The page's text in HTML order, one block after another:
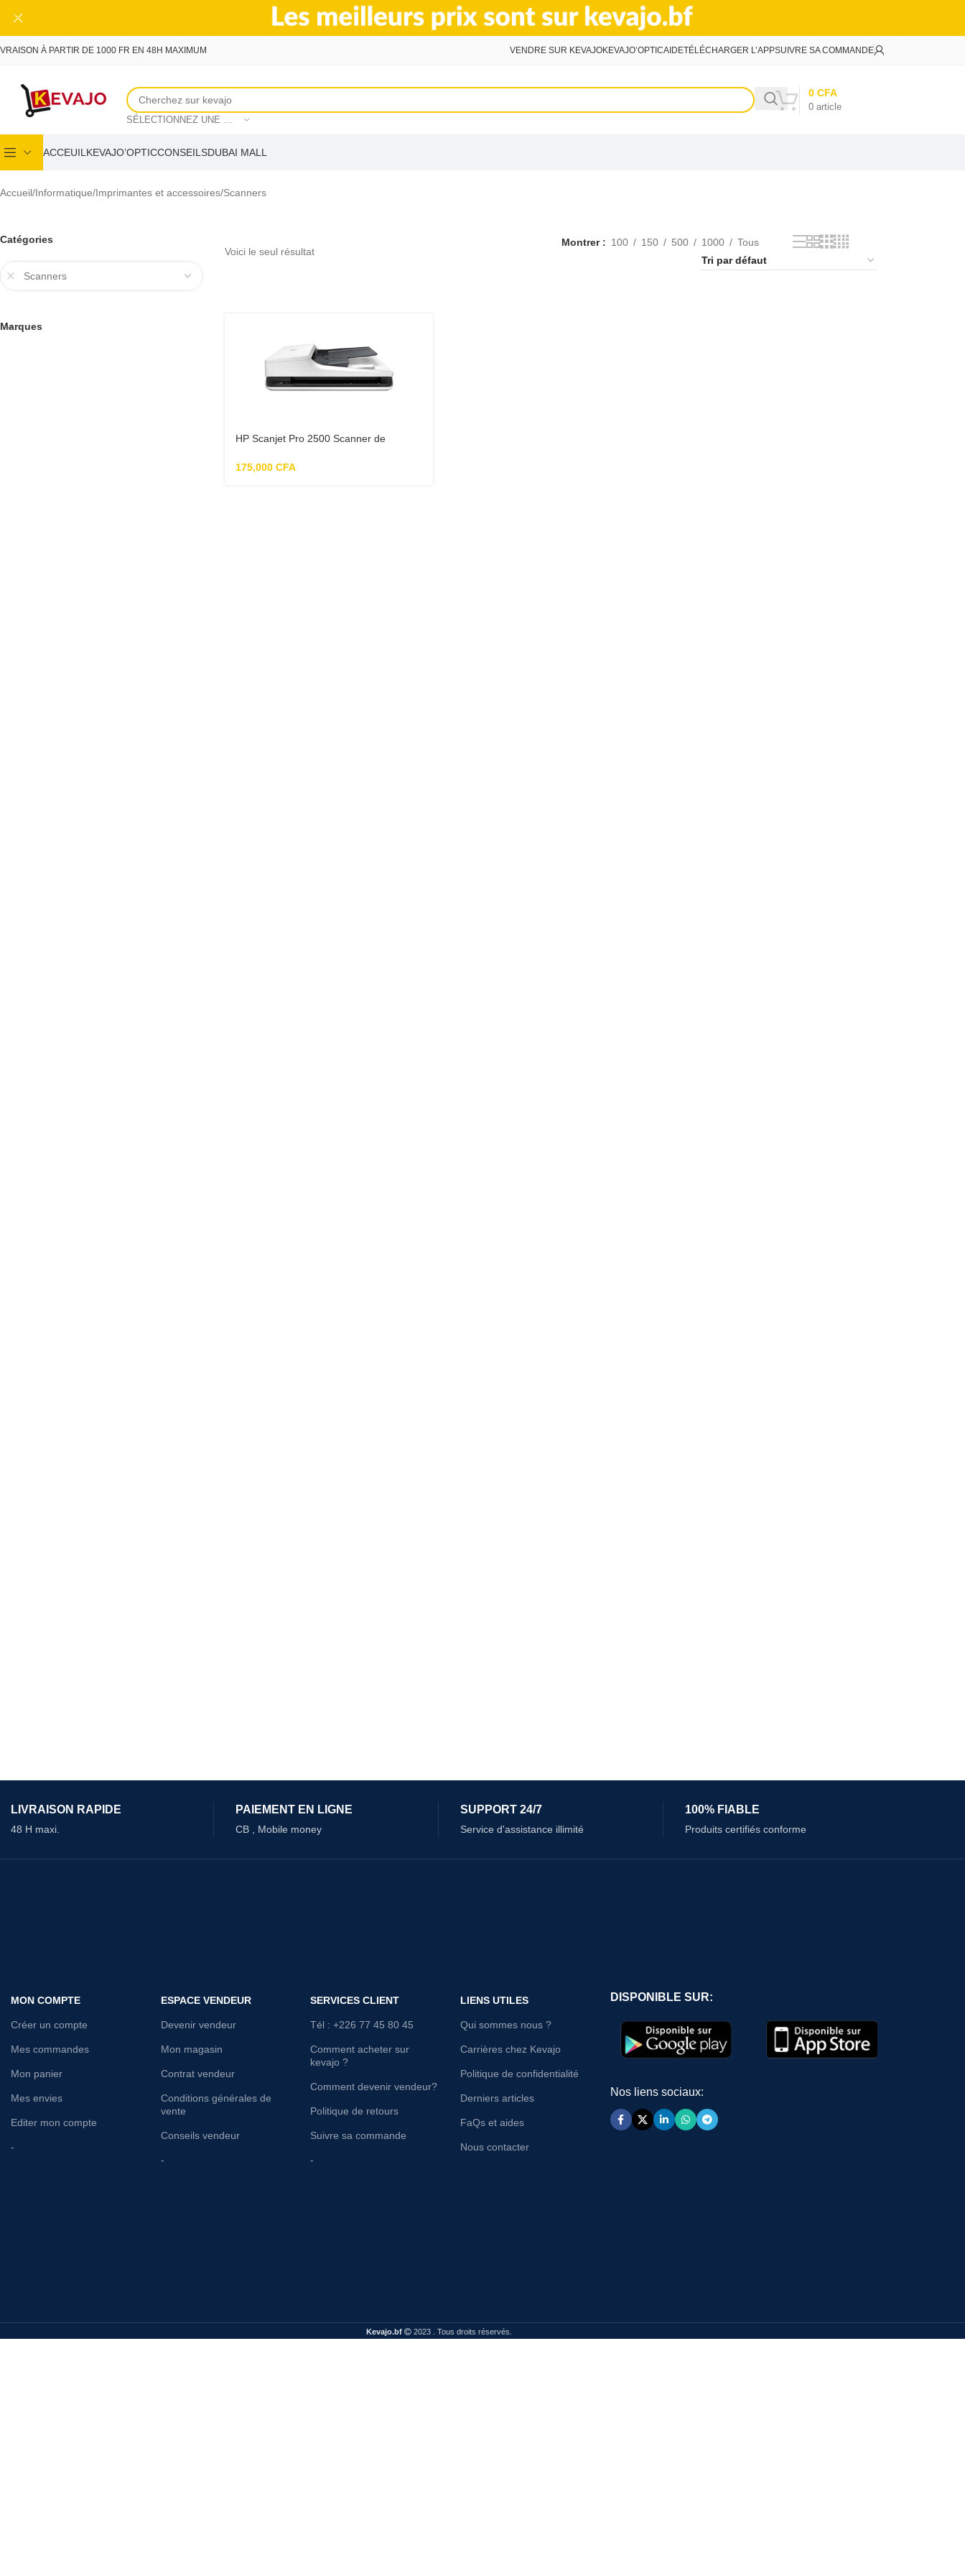
Skip to main content
À PARTIR DE 1000 FR EN 48H MAXIMUM VENDRE SUR KEVAJOKEVAJO’OPTICAIDETÉLÉCHARGER L’APPSUIVRE SA COMMANDE
SÉLECTIONNEZ UNE CATÉGORIE
0 article
0 CFA
ACCEUIL KEVAJO’OPTICCONSEILSDUBAI MALL
Accueil Informatique Imprimantes et accessoires Scanners
Catégories
Scanners
Marques
Voici le seul résultat
Montrer 100 150 500 1000 Tous
HP Scanjet Pro 2500 Scanner de
175,000 CFA
LIVRAISON RAPIDE
48 H maxi.
PAIEMENT EN LIGNE
CB , Mobile money
SUPPORT 24/7
Service d'assistance illimité
100% FIABLE
Produits certifiés conforme
MON COMPTE
Créer un compte
Mes commandes
Mon panier
Mes envies
Editer mon compte
-
ESPACE VENDEUR
Devenir vendeur
Mon magasin
Contrat vendeur
Conditions générales de
vente
Conseils vendeur
-
SERVICES CLIENT
Tél : +226 77 45 80 45
Comment acheter sur
kevajo ?
Comment devenir vendeur?
Politique de retours
Suivre sa commande
-
LIENS UTILES
Qui sommes nous ?
Carrières chez Kevajo
Politique de confidentialité
Derniers articles
FaQs et aides
Nous contacter
DISPONIBLE SUR:
Nos liens sociaux:
Kevajo.bf 2023 . Tous droits réservés.